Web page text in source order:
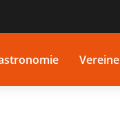
Vereine